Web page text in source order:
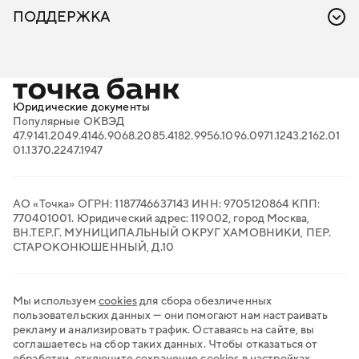
Комплаенс-ассистент
Облачная касса
Проверка контрагентов
Продажи на маркетплейсах
Торговый эквайринг
Электронный документооборот
Транспортный ЭДО
QR-платежи
ПОДДЕРЖКА
Юридические документы
Популярные ОКВЭД
47.9141.2049.4146.9068.2085.4182.9956.1096.0971.1243.2162.01
01.1370.2247.1947
АО «Точка» ОГРН: 1187746637143 ИНН: 9705120864 КПП:
770401001. Юридический адрес: 119002, город Москва,
ВН.ТЕР.Г. МУНИЦИПАЛЬНЫЙ ОКРУГ ХАМОВНИКИ, ПЕР.
СТАРОКОНЮШЕННЫЙ, Д.10
Мы используем cookiesдля сбора обезличенных
пользовательских данных — они помогают нам настраивать
рекламу и анализировать трафик. Оставаясь на сайте, вы
соглашаетесь на сбор таких данных. Чтобы отказаться от